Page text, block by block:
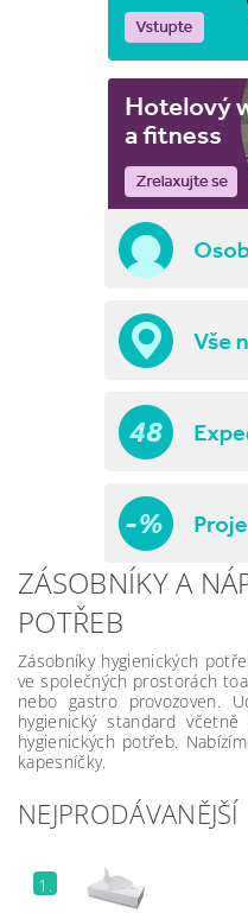
ZÁSOBNÍKY A
POTŘEB
Zásobníky hygienických
ve společných prostorách
nebo gastro provozoven.
hygienický standard
hygienických potřeb.
kapesníčky.
NEJPRODÁVANĚJŠÍ
1.